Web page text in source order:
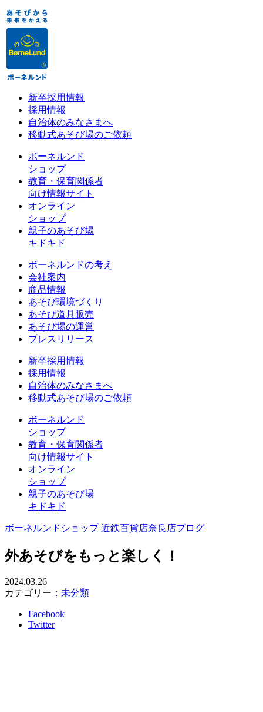
新卒採用情報
採用情報
自治体のみなさまへ
移動式あそび場のご依頼
ボーネルンド
ショップ
教育・保育関係者
向け情報サイト
オンライン
ショップ
親子のあそび場
キドキド
ボーネルンドの考え
会社案内
商品情報
あそび環境づくり
あそび道具販売
あそび場の運営
プレスリリース
新卒採用情報
採用情報
自治体のみなさまへ
移動式あそび場のご依頼
ボーネルンド
ショップ
教育・保育関係者
向け情報サイト
オンライン
ショップ
親子のあそび場
キドキド
ボーネルンドショップ 近鉄百貨店奈良店ブログ
外あそびをもっと楽しく！
2024.03.26
カテゴリー： 未分類
Facebook
Twitter